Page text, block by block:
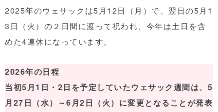
2025年のウェサックは5月12日（月）で、翌日の5月1
3日（火）の２日間に渡って祝われ、今年は土日を含
めた4連休になっています。
2026年の日程
当初5月1日・2日を予定していたウェサック週間は、5
月27日（水）～6月2日（火）に変更となることが発表